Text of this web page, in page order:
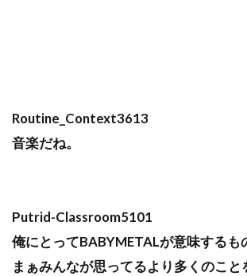
Routine_Context3613
音楽だね。
Putrid-Classroom5101
俺にとってBABYMETALが意味するも
まぁみんなが思ってるより多くのこと